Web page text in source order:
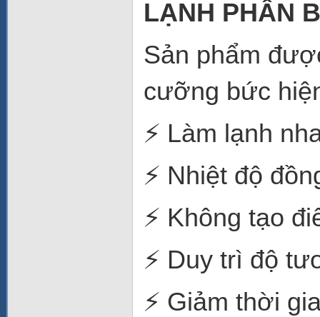
LẠNH PHÂN
Sản phẩm
cưỡng bức
⚡ Làm lạnh
⚡ Nhiệt độ
⚡ Không tạo
⚡ Duy trì độ
⚡ Giảm thời